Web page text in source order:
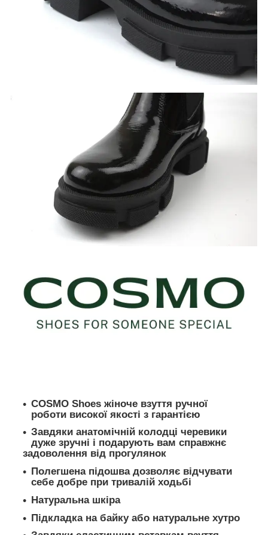
COSMO Shoes жіноче взуття ручної
роботи високої якості з гарантією
Завдяки анатомічній колодці черевики
дуже зручні і подарують вам справжнє
задоволення від прогулянок
Полегшена підошва дозволяє відчувати
себе добре при тривалій ходьбі
Натуральна шкіра
Підкладка на байку або натуральне хутро